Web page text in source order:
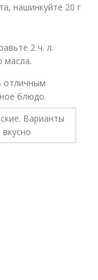
нашинкуйте 20 г
2 ч. л.
масла.
отличным
блюдо.